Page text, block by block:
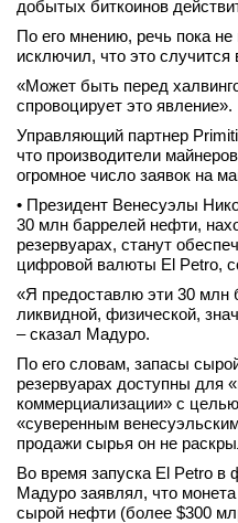
добытых биткоинов
По его мнению, речь пока
исключил, что это
«Может быть перед
спровоцирует это явление».
Управляющий партнер
что производители
огромное число заявок на
• Президент Венесуэлы
30 млн баррелей нефти,
резервуарах, станут
цифровой валюты El Petro,
«Я предоставлю эти 30 млн
ликвидной, физической,
– сказал Мадуро.
По его словам, запасы
резервуарах доступны для
коммерциализации» с
«суверенным
продажи сырья он не
Во время запуска El Petro в
Мадуро заявлял, что
сырой нефти (более $300